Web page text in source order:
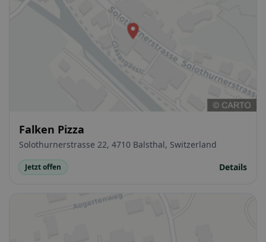
Falken Pizza
Solothurnerstrasse 22, 4710 Balsthal, Switzerland
Jetzt offen Details